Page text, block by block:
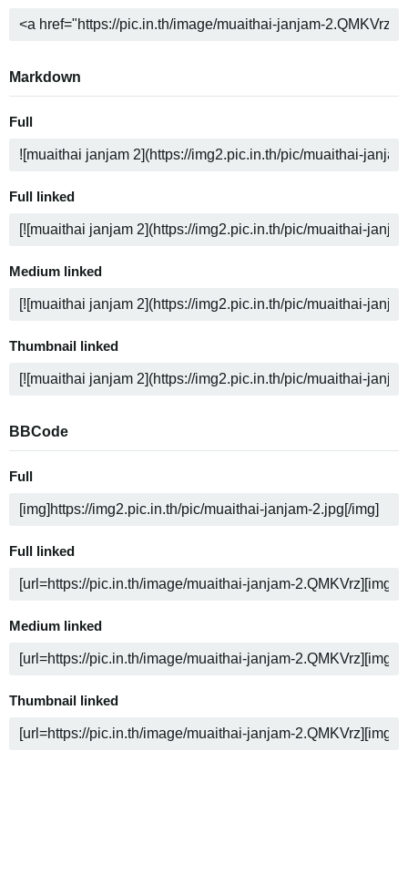
Markdown
Full
Full linked
Medium linked
Thumbnail linked
BBCode
Full
Full linked
Medium linked
Thumbnail linked